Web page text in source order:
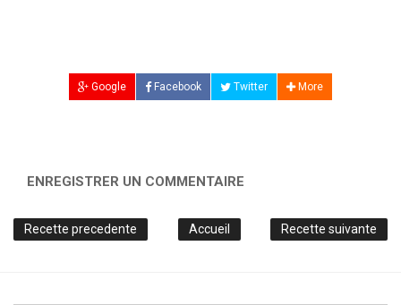
Google Facebook Twitter More
ENREGISTRER UN COMMENTAIRE
Recette precedente Recette suivante
Accueil